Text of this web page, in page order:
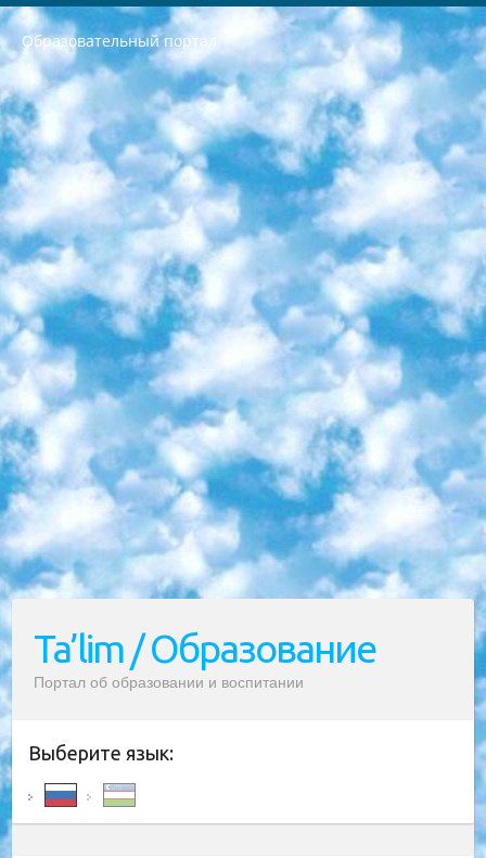
Образовательный портал
РЕСПУБЛИКА УЗБЕКИСТАН МИНИСТРЕРСТВО ДОШКОЛЬНОГО И ШКОЛЬНОГО ОБРАЗОВАНИЯ КОМАНДА в общеобразовательных учреждениях в 2023-2024 учебном году организация и проведение итоговой государственной аттестации обучающихся о Министра дошкольного и школьного образования Республики Узбекистан от 4 марта 2008 года (постановлением Минюста от 20 марта 2008 года № 1778 государственной регистрации) «Итоговое состояние учащихся общего среднего образования на основании положения об утверждении положения об аттестации общего среднего образования выпускной экзамен студентов в образовательных учреждениях в 2023-2024 учебном году В целях организации и прохождения аттестации приказываю: 1. Следующее: перечень предметов, по которым будет проводиться итоговая государственная аттестация и экзамен формы перевода согласно приложению 1; сертификаты международного образца, оценивающие уровень владения иностранными языками перечень согласно приложению 2; 2. Педагогический при специализированных образовательных учреждениях. научно-практический центр квалификации и международной оценки (Д.Давидова) 2024 г. До 25 марта: задания по предметам, по которым будет проводиться итоговая аттестация разработка и утверждение технических условий; итоговая аттестация на основании разработанного предметного задания разработка вопросов по предметам (устно и письменно), экзамен передача; общеобразовательные средние школы и специальные учебные заведения учащиеся выпускных классов школ и интернатов в агентской системе подготовка базы данных экзаменационных материалов и критериев оценки; перевод базы экзаменационных материалов на все языки обучения подать в Республиканский образовательный центр для изготовления; варианты экзаменов на основе разработанных контрольных материалов пусть будут поставлены задачи формирования. 3. Республиканский образовательный центр (Ш.Худайкулов) до 5 апреля 2024 года. до: база данных предоставленных экзаменационных материалов на все языки обучения перевод и экспертиза; для слепых, слабовидящих, глухих, слабослышащих и умственно отсталых детей учащиеся выпускных классов специализированных школ и школ-интернатов база данных экзаменационных материалов на всех преподаваемых языках подготовка критериев оценки; специализированные школы для умственно отсталых детей и технологии для учащихся выпускных классов школ-интернатов разработка соответствующих рекомендаций и критериев проведения ЕГЭ по естествознанию давать задания. 4. Педагогический при специализированных образовательных учреждениях. Научно-практический центр навыков и международной оценки (Д.Давидова), Республика образовательный центр (Худайкулов Ш.) итоговый государственный аттестационный экзамен ориентирован на творческое и логическое мышление при подготовке базы материалов учитывать введение заданий. 5. Следует отметить, что: сертификат государственного образца о знании общеобразовательного предмета и как минимум национальный уровень B1 по предметам на иностранных языках, указанным в Приложении 2. или международно признанный сертификат эквивалентного уровня студенты, изучающие определенный предмет, освобождаются от экзамена; по соответствующим предметам запланирована итоговая государственная аттестация за день до дня, путем жеребьевки Рабочей группой (в письменной форме по предметам, проводимым в форме) из числа сформированных вариантов выбрано 2 варианта; 2 выбранных варианта экзамена анонсированы на официальном сайте министерства и все выпускники по всей стране на основе этих вариантов проводит итоговую государственную аттестацию. 6. Государственное образование учащихся средних общеобразовательных учреждений. знания в соответствии с квалификационными требованиями, которые необходимо приобрести на основании стандартов итоговый (выпускной) контроль для 9 и 11 классов в целях тестирования Экзамены (далее – экзамены) состоят из предметов, перечисленных в приложении 1. будет сделано. 7. Экзамены пройдут с 26 мая по 15 июня 2024 г. (кроме науки физического воспитания). 8. Физическая для учащихся 9 классов общесредних образовательных учреждений. Экзамены по предмету «Образование, квалификация медицина» 1-6 мая 2024 года. сотрудники перевести под присмотр (с отклонениями в физическом или умственном развитии) специализированная школа для детей, школы-интернаты и со сколиозом школы-интернаты санаторного типа для больных детей исключены). 9. Он был слепым, слабовидящим и имел нарушения опорно-двигательного аппарата. экзамены в специализированных школах и интернатах для детей должны проводиться исходя из требований, предъявляемых к общеобразовательным учреждениям (физкультура кроме науки). 10. Специализированная школа для глухих и слабослышащих детей. и экзамены в интернатах и быть реализован в виде письменного теста по математике. 11. Специальность для умственно отсталых детей. Для 9 класса Родной язык и литературное письмо Государственный язык (язык обучения – узбекский). для неклассов) написано Математическое письмо Письменная/устная история Узбекистана Физическое воспитание практично Итоговый контроль Для 11 класса Написание родного языка и литературы (эссе) Математическое письмо Узбекский язык (обучение на узбекском языке) не посещающее общее среднее образование для учреждений)/Образовательное учреждение выбор письменный и устный Иностранный язык письменный/устный Письменная/устная история Узбекистана *По выбору студента:  Химия  Физика  Основы государственного права  География 10 бесплатных образовательных ресурсов - Мы составили подборку онлайн-проектов с интерактивными упражнениями, видеолекциями и статьями. Они помогут вам обрести новые и освежить старые знания бесплатно. 1. «ИНТУИТ» Старейшая образовательная площадка Рунета. Здесь вы найдёте сотни текстовых и видеокурсов на десятки различных тем — от программирования до психологии. Многие курсы подготовлены российскими университетами и крупными международными компаниями вроде Intel и Microsoft. Самостоятельное обучение бесплатное, но желающие могут оплатить услуги персональных наставников. 2. «Смартия» знакомит с актуальными профессиями и подсказывает, как им обучаться. Выбрав заинтересовавшую вас специальность — SMM-специалист, фотограф, веб-дизайнер или другую, — увидите список необходимых для неё умений. Чтобы вы могли освоить их самостоятельно, для каждого умения площадка отображает подборку ссылок на учебные материалы. Хотя «Смартия» ориентируется на русскоязычную аудиторию, часть контента всё же доступна только на английском. 3. «Лекторий Физтеха» Проект Московского физико-технического института (Физтеха). С его помощью вы можете смотреть онлайн серии лекций, записанные на видео в этом вузе. В числе доступных предметов — физика, биология, химия, информационные технологии и другие. К некоторым лекциям администрация ресурса прилагает готовые конспекты, которые можно скачивать в PDF-формате. 4. ITMOcourses Онлайн-площадка Санкт-Петербургского национального исследовательского университета информационных технологий, механики и оптики (ИТМО). Ресурс предоставляет свободный доступ к курсам, разработанным в этом вузе. Каталог материалов разбит на четыре категории: «Оптические системы и технологии», «Приборостроение и робототехника», «Информационные технологии» и «Биотехнологии». Курсы состоят из видеолекций, интерактивных демонстраций и заданий. 5. «КиберЛенинка» Электронная научная библиотека открытого доступа. Каталог площадки регулярно обрастает текстами статей из различных научных изданий. Сгруппированные по журналам и рубрикам публикации можно читать онлайн или скачивать целиком в PDF-формате. Проект нацелен на популяризацию науки за счёт открытого доступа к качественной информации. 6. «ПостНаука» На этом ресурсе публикуют подборки видеолекций, составленные экспертами из разных отраслей и объединённые общими темами. Среди них, к примеру, есть серии «Биоинформатика и геномика», «Культура средневековой Скандинавии» и Cinema Studies о теории кино. Каждая подборка лекций — логически связанная история, рассказанная экспертом от первого лица. Кроме того, на сайте появляются научно-образовательные статьи и тесты на разные темы. 7. «Newочём» Команда проекта «Newочём» отбирает самые интересные тексты из англоязычных СМИ и переводит те из них, за которые голосуют участники сообщества «ВКонтакте». По большей части это научно-популярные статьи. Редакторы придумывают лишь заголовки, в остальном содержание переводов соответствует оригиналам. Полные тексты можно читать прямо в социальной сети. 8. InternetUrok Онлайн-база материалов по основным дисциплинам школьной программы. Информация на сайте структурирована по классам, предметам и темам (урокам). Каждый урок состоит из видеолекций и конспектов. Есть также интерактивные тренажёры и тесты для закрепления пройденного материала. Даже если вы давно окончили школу, возможность повторить программу старших классов всегда может пригодиться. 9. Edutainme Ещё один ресурс об образовании. В отличие от Newtonew, как мне кажется, Edutainme больше ориентируется на представителей индустрии: педагогов, предпринимателей, разработчиков образовательных проектов. Но и любой, кто просто стремится к саморазвитию, найдёт на сайте много полезного и интересного для себя. Например, информацию о новых курсах и образовательных сервисах. 10. Newtonew Онлайн-медиа об образовании и обучении в широком смысле. Авторы Newtonew пишут об инструментах, заведениях, тактиках и стратегиях, которые помогают учить других и получать новые знания самостоятельно. На этой площадке вы найдёте новости, обзоры, аналитические мат
Ta’lim / Образование
Портал об образовании и воспитании
Выберите язык: